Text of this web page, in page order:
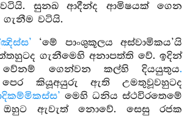
වටියි. සුනඛ ආදීන්ද ආමිෂයක් ගෙන
වටියි.
‘මේ පාංශුකූලය අස්වාමිකය’යි
ගැනීමෙහි අනාපත්ති වේ. ඉදින්
ගෙන්වන කල්හි දියයුතුය.
කියූඅයුරු ඇති උමතුවූවහුටද
මෙහි ධනිය ස්ථවිරතෙමේ
ඔහුට ඇවැත් නොවේ. සෙසු රජක